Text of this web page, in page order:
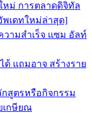
หม่ การตลาดดิจิทัล
พเดทใหม่ล่าสุด]
วามสําเร็จ แซม อัลท์
ด้ แถมอาจ สร้างราย
สูตรหรือกิจกรรม
เกษียณ